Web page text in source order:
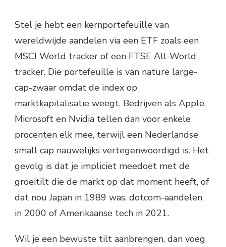
Stel je hebt een kernportefeuille van
wereldwijde aandelen via een ETF zoals een
MSCI World tracker of een FTSE All-World
tracker. Die portefeuille is van nature large-
cap-zwaar omdat de index op
marktkapitalisatie weegt. Bedrijven als Apple,
Microsoft en Nvidia tellen dan voor enkele
procenten elk mee, terwijl een Nederlandse
small cap nauwelijks vertegenwoordigd is. Het
gevolg is dat je impliciet meedoet met de
groeitilt die de markt op dat moment heeft, of
dat nou Japan in 1989 was, dotcom-aandelen
in 2000 of Amerikaanse tech in 2021.
Wil je een bewuste tilt aanbrengen, dan voeg